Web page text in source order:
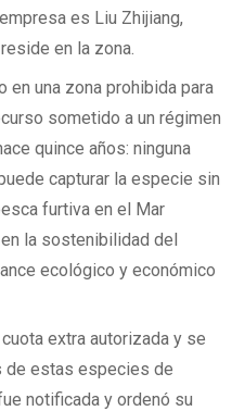
es Liu Zhijiang,
en la zona.
en una zona prohibida para
sometido a un régimen
quince años: ninguna
capturar la especie sin
furtiva en el Mar
la sostenibilidad del
ecológico y económico
extra autorizada y se
de estas especies de
notificada y ordenó su